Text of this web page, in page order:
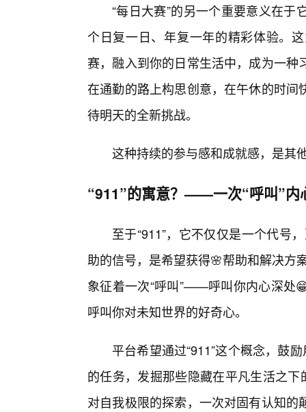
“每日大赛”的另一个重要意义在
个日复一日、年复一年的精彩体验。
赛，融入到你的日常生活中，成为一
在通勤的路上构思创意，在午休的时
待明天的全新挑战。
这种持续的参与感和成就感，是其
“911”的寓意？——一次“呼叫”内
至于“911”，它不仅仅是一个代号
助的信号，是希望获得🌸帮助和解决方
象征着一次“呼叫”——呼叫你内心深处
呼叫你对未知世界的好奇心。
平台希望通过“911”这个概念，鼓
的任务，发掘那些隐藏在平凡生活之
对自我极限的探索，一次对固有认知